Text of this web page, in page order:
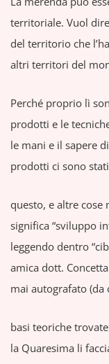
territoriale. Vuol
del territorio che
altri territori del
Perché proprio lì
prodotti e le
le mani e il sapere
prodotti ci sono
questo, e altre cose
significa “sviluppo
leggendo dentro
amica dott.
mai autografato (da
basi teoriche
la Quaresima li